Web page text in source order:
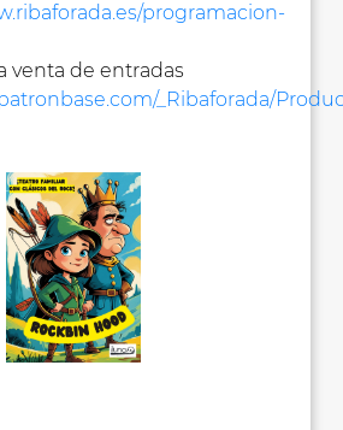
programacion-
venta de entradas
_Ribaforada/